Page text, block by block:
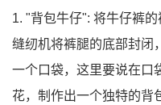
1. "背包牛仔": 将牛仔裤
缝纫机将裤腿的底部封闭
一个口袋，这里要说在口
花，制作出一个独特的背